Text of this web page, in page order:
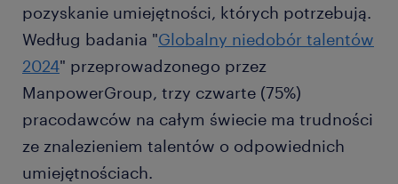
pozyskanie umiejętności, których potrzebują.
Według badania "Globalny niedobór talentów
2024" przeprowadzonego przez
ManpowerGroup, trzy czwarte (75%)
pracodawców na całym świecie ma trudności
ze znalezieniem talentów o odpowiednich
umiejętnościach.